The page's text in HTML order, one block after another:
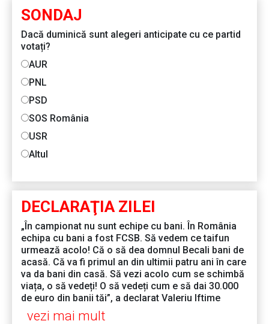
SONDAJ
Dacă duminică sunt alegeri anticipate cu ce partid
votați?
AUR
PNL
PSD
SOS România
USR
Altul
DECLARAŢIA ZILEI
„În campionat nu sunt echipe cu bani. În România
echipa cu bani a fost FCSB. Să vedem ce taifun
urmează acolo! Că o să dea domnul Becali bani de
acasă. Că va fi primul an din ultimii patru ani în care
va da bani din casă. Să vezi acolo cum se schimbă
viața, o să vedeți! O să vedeți cum e să dai 30.000
de euro din banii tăi”, a declarat Valeriu Iftime
vezi mai mult